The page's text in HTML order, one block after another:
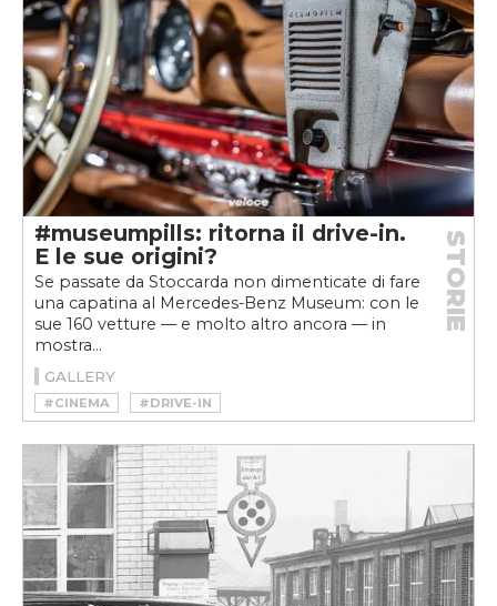
#MERCEDES-MAYBACH S650 PULLMAN
#MUSEUMPILLS
#museumpills: ritorna il drive-in.
E le sue origini?
Se passate da Stoccarda non dimenticate di fare
una capatina al Mercedes-Benz Museum: con le
sue 160 vetture — e molto altro ancora — in
mostra...
STORIE
GALLERY
#CINEMA
#DRIVE-IN
#MERCEDES MUSEUM
#MUSEUMPILLS